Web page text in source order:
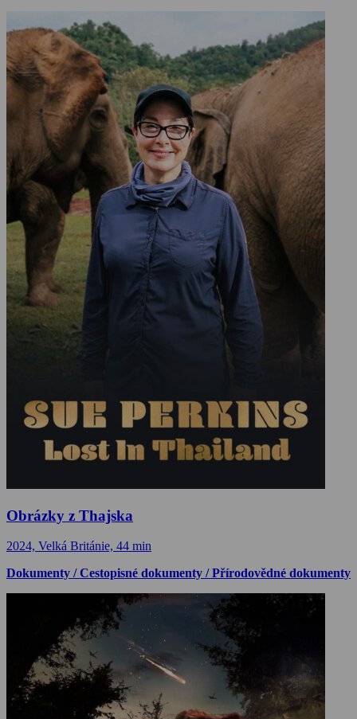
Obrázky z Thajska
2024, Velká Británie, 44 min
Dokumenty / Cestopisné dokumenty / Přírodovědné dokumenty